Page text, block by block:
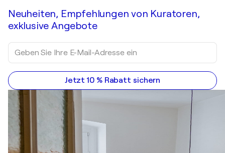
Neuheiten, Empfehlungen von Kuratoren,
exklusive Angebote
Jetzt 10 % Rabatt sichern